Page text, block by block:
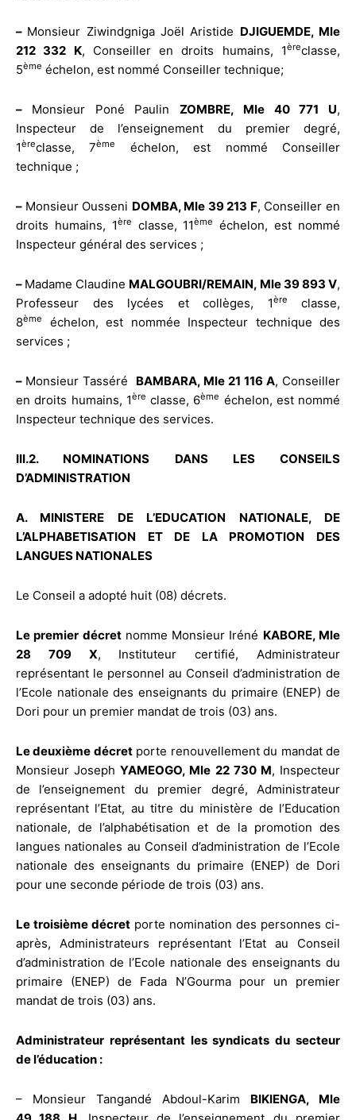
– Monsieur Ziwindgniga Joël Aristide DJIGUEMDE, Mle
212 332 K, Conseiller en droits humains, 1èreclasse,
5ème échelon, est nommé Conseiller technique;
– Monsieur Poné Paulin ZOMBRE, Mle 40 771 U,
Inspecteur de l’enseignement du premier degré,
1èreclasse, 7ème
échelon, est nommé Conseiller
technique ;
– Monsieur Ousseni DOMBA, Mle 39 213 F, Conseiller en
droits humains, 1ère classe, 11ème
échelon, est nommé
Inspecteur général des services ;
– Madame Claudine MALGOUBRI/REMAIN, Mle 39 893 V,
Professeur des lycées et collèges, 1ère
classe,
8ème
échelon, est nommée Inspecteur technique des
services ;
– Monsieur Tasséré BAMBARA, Mle 21 116 A, Conseiller
en droits humains, 1ère classe, 6ème échelon, est nommé
Inspecteur technique des services.
III.2. NOMINATIONS DANS LES CONSEILS
D’ADMINISTRATION
A. MINISTERE DE L’EDUCATION NATIONALE, DE
L’ALPHABETISATION ET DE LA PROMOTION DES
LANGUES NATIONALES
Le Conseil a adopté huit (08) décrets.
Le premier décretnomme Monsieur Iréné KABORE, Mle
28 709 X, Instituteur certifié, Administrateur
représentant le personnel au Conseil d’administration de
l’Ecole nationale des enseignants du primaire (ENEP) de
Dori pour un premier mandat de trois (03) ans.
Le deuxième décretporte renouvellement du mandat de
Monsieur JosephYAMEOGO, Mle 22 730 M, Inspecteur
de l’enseignement du premier degré, Administrateur
représentant l’Etat, au titre du ministère de l’Education
nationale, de l’alphabétisation et de la promotion des
langues nationales au Conseil d’administration de l’Ecole
nationale des enseignants du primaire (ENEP) de Dori
pour une seconde période de trois (03) ans.
Le troisième décret porte nomination des personnes ci-
après, Administrateurs représentant l’Etat au Conseil
d’administration de l’Ecole nationale des enseignants du
primaire (ENEP) de Fada N’Gourma pour un premier
mandat de trois (03) ans.
Administrateur représentant les syndicats du secteur
de l’éducation :
– Monsieur Tangandé Abdoul-Karim BIKIENGA, Mle